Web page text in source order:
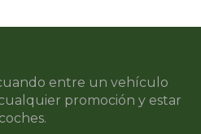
entre un vehículo
promoción y estar